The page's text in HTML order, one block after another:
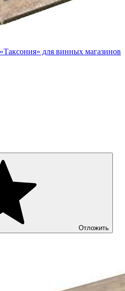
для винных магазинов
Отложить